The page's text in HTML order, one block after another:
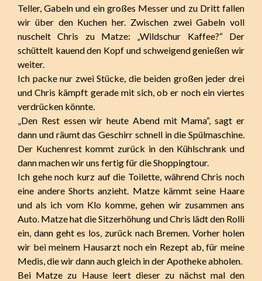
Teller, Gabeln und ein großes Messer und zu Dritt fallen
wir über den Kuchen her. Zwischen zwei Gabeln voll
nuschelt Chris zu Matze: „Wildschur Kaffee?“ Der
schüttelt kauend den Kopf und schweigend genießen wir
weiter.
Ich packe nur zwei Stücke, die beiden großen jeder drei
und Chris kämpft gerade mit sich, ob er noch ein viertes
verdrücken könnte.
„Den Rest essen wir heute Abend mit Mama“, sagt er
dann und räumt das Geschirr schnell in die Spülmaschine.
Der Kuchenrest kommt zurück in den Kühlschrank und
dann machen wir uns fertig für die Shoppingtour.
Ich gehe noch kurz auf die Toilette, während Chris noch
eine andere Shorts anzieht. Matze kämmt seine Haare
und als ich vom Klo komme, gehen wir zusammen ans
Auto. Matze hat die Sitzerhöhung und Chris lädt den Rolli
ein, dann geht es los, zurück nach Bremen. Vorher holen
wir bei meinem Hausarzt noch ein Rezept ab, für meine
Medis, die wir dann auch gleich in der Apotheke abholen.
Bei Matze zu Hause leert dieser zu nächst mal den